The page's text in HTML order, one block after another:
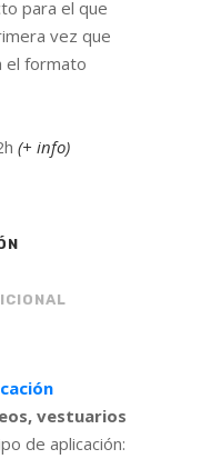
para el que
vez que
el formato
(+ info)
vestuarios
de aplicación: